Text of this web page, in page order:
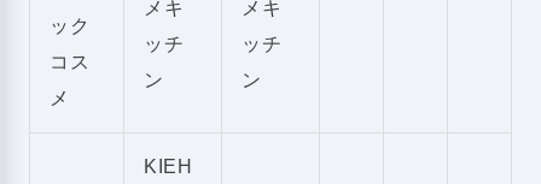
ック
コス
メ
メキ
ッチ
ン
メキ
ッチ
ン
KIEH